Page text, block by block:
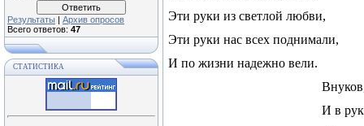
Результаты | Архив опросов
Всего ответов: 47
СТАТИСТИКА
Эти руки из светлой любви,
Эти руки нас всех поднимали,
И по жизни надежно вели.
И в